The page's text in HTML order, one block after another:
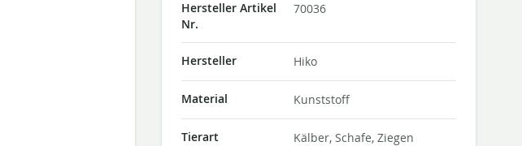
Hersteller Artikel
Nr.
70036
Hersteller Hiko
Material Kunststoff
Tierart Kälber, Schafe, Ziegen